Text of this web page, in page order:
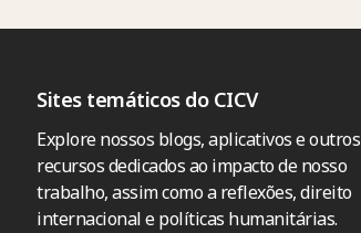
Sites temáticos do CICV
Explore nossos blogs, aplicativos e outros
recursos dedicados ao impacto de nosso
trabalho, assim como a reflexões, direito
internacional e políticas humanitárias.